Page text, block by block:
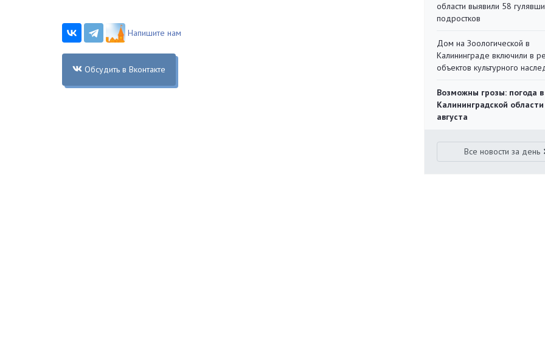
Напишите нам
Обсудить в Вконтакте
области выявили 58
подростков
Дом на Зоологической в
Калининграде включили в
объектов культурного
Возможны грозы: погода в
Калининградской
августа
Все новости за день